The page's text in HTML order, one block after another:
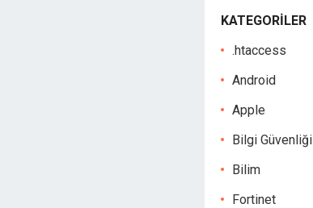
KATEGORILER
.htaccess
Android
Apple
Bilgi Güvenliği
Bilim
Fortinet